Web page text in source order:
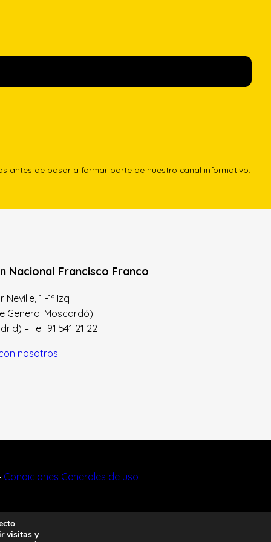
antes de pasar a formar parte de nuestro canal informativo.
Nacional Francisco Franco
1 -1º Izq
General Moscardó)
– Tel. 91 541 21 22
nosotros
Condiciones Generales de uso
visitas y